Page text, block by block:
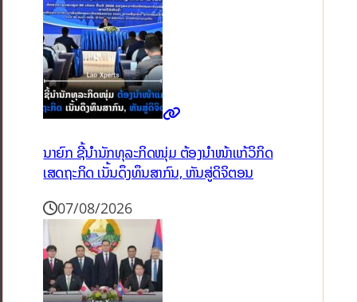
ນາຍົກ ຊີ້ນຳນັກທຸລະກິດໜຸ່ມ ຕ້ອງນຳໜ້າແກ້ວິກິດ
ເສດຖະກິດ ເນັ້ນດຶງທຶນສາກົນ, ຫັນສູ່ດິຈິຕອນ
07/08/2026